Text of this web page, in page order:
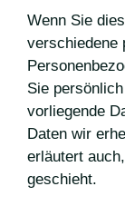
Wenn Sie
verschiedene
Sie
vorliegende
Daten wir
erläutert
geschieht.